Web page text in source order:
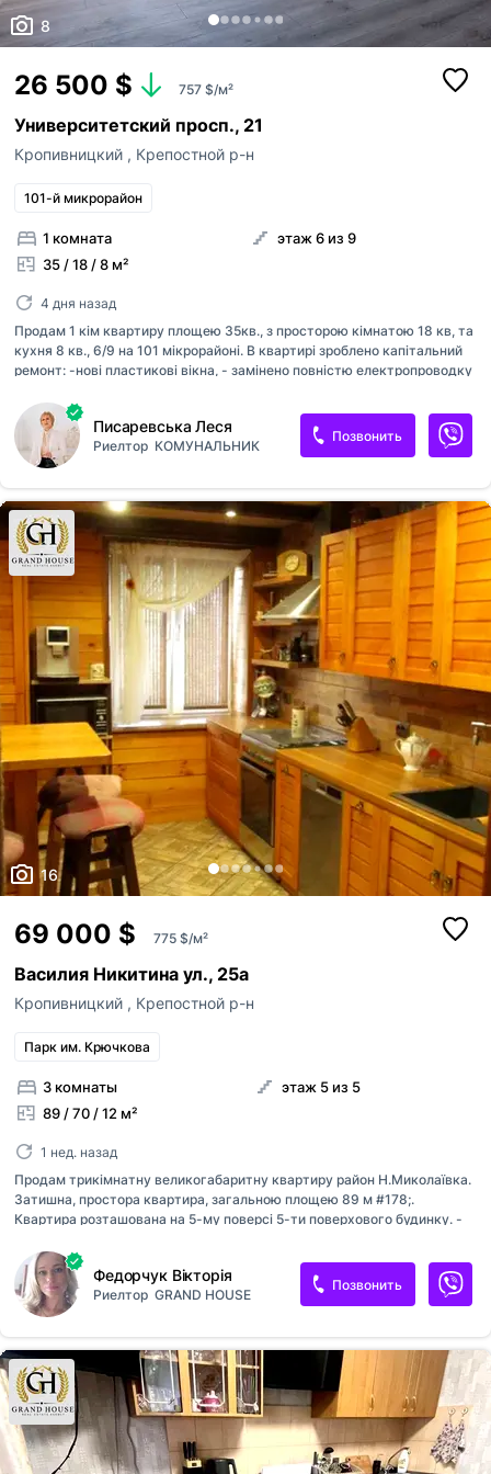
8
26 500 $ 757 $/м²
Университетский просп., 21
Кропивницкий , Крепостной р-н
101-й микрорайон
1 комната
35 / 18 / 8 м²
этаж 6 из 9
4 дня назад
Продам 1 кім квартиру площею 35кв., з просторою кімнатою 18 кв, та
кухня 8 кв., 6/9 на 101 мікрорайоні. В квартирі зроблено капітальний
ремонт: -нові пластикові вікна, - замінено повністю електропроводку
встановлено електроопалення -санвузол та робоча зона кухні в
кафелі - нові міжкімнатні двері - якісний ламінат -натяжні стелі
Відмінний варіант для тих хто не хоче витрачати свій час та кошти на
ремонт. Квартира вільна до заселення і чекає нових власників.
Вартість квартири 26500 дол США, торг. Пропозиція від агентства
нерухомості Комунальник Леся [телефон скрыт]
Писаревська Леся
Риелтор КОМУНАЛЬНИК
Позвонить
16
69 000 $ 775 $/м²
Василия Никитина ул., 25а
Кропивницкий , Крепостной р-н
Парк им. Крючкова
3 комнаты
89 / 70 / 12 м²
этаж 5 из 5
1 нед. назад
Продам трикімнатну великогабаритну квартиру район Н.Миколаївка.
Затишна, простора квартира, загальною площею 89 м #178;.
Квартира розташована на 5-му поверсі 5-ти поверхового будинку. -
залишаються по домовленості; - металопластикові, якісні вікна; -
індивідуальне газове опалення; - столярка та кухонні меблі з
натурального дерева, на кухні тепла підлога; - санвузол роздільний; -
балкон засклений (дерево); - гарне місцезнаходження, розвинена
інфраструктура; - чистий підїзд, гарні сусіди. Розповідати можна
багато та краще подивитись! Телефонуйте в зручний для вас час,
запрошую на огляд квартири! Пропозиція від аг...
Федорчук Вікторія
Риелтор GRAND HOUSE
Позвонить